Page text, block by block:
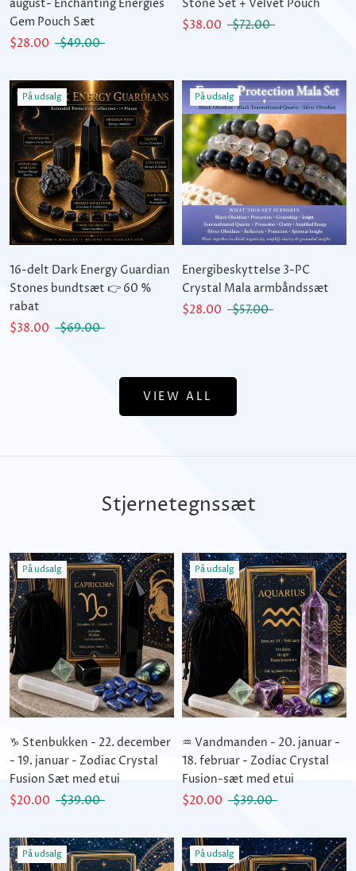
august- Enchanting Energies
Gem Pouch Sæt
$28.00
$49.00
Stone Set + Velvet Pouch
$38.00
$72.00
På udsalg
16-delt Dark Energy Guardian
Stones bundtsæt 👉 60 %
rabat
$38.00
$69.00
På udsalg
Energibeskyttelse 3-PC
Crystal Mala armbåndssæt
$28.00
$57.00
VIEW ALL
Stjernetegnssæt
På udsalg
♑ Stenbukken - 22. december
- 19. januar - Zodiac Crystal
Fusion Sæt med etui
$20.00
$39.00
På udsalg
♒ Vandmanden - 20. januar -
18. februar - Zodiac Crystal
Fusion-sæt med etui
$20.00
$39.00
På udsalg På udsalg